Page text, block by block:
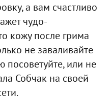
а вам счастливо
чудо-
кожу после грима
не заваливайте
посоветуйте, или не
Собчак на своей